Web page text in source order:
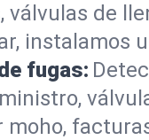
válvulas de
instalamos
fugas: